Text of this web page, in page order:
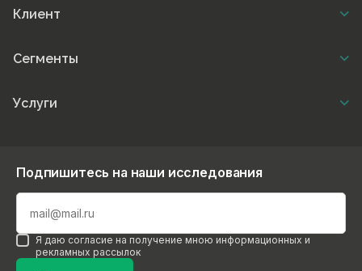
Клиент
Сегменты
Услуги
Подпишитесь на наши исследования
Я даю согласие на получение мною информационных и
рекламных рассылок